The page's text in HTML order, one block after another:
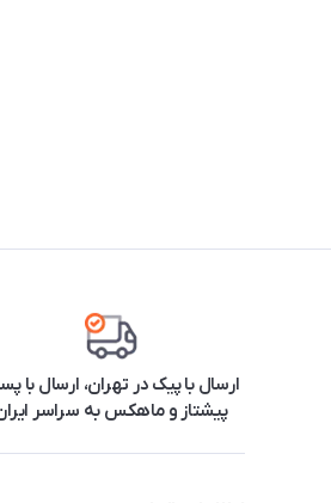
ارسال با پیک در تهران، ارسال با
پیشتاز و ماهکس به سراسر